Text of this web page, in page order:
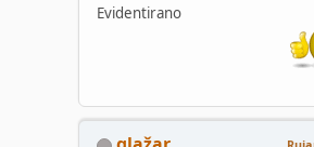
Evidentirano